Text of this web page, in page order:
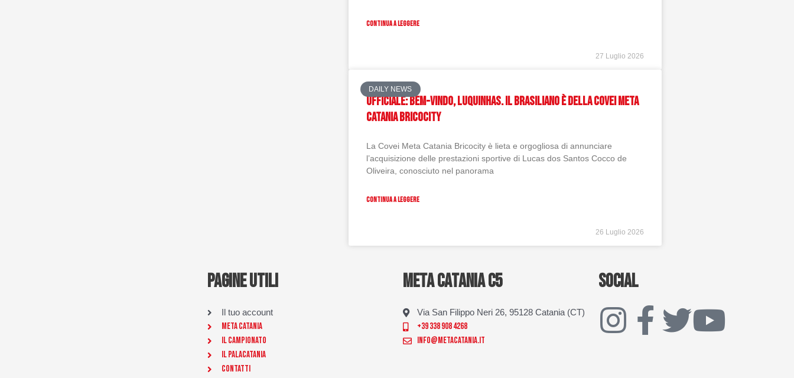
CONTINUA A LEGGERE
27 Luglio 2026
DAILY NEWS
Ufficiale: Bem-vindo, Luquinhas. Il brasiliano è della Covei Meta
Catania Bricocity
La Covei Meta Catania Bricocity è lieta e orgogliosa di annunciare
l’acquisizione delle prestazioni sportive di Lucas dos Santos Cocco de
Oliveira, conosciuto nel panorama
CONTINUA A LEGGERE
26 Luglio 2026
PAGINE UTILI
Il tuo account
Meta Catania
Il Campionato
Il Palacatania
Contatti
META CATANIA C5
Via San Filippo Neri 26, 95128 Catania (CT)
+39 338 908 4268
info@metacatania.it
SOCIAL
I
F
T Y